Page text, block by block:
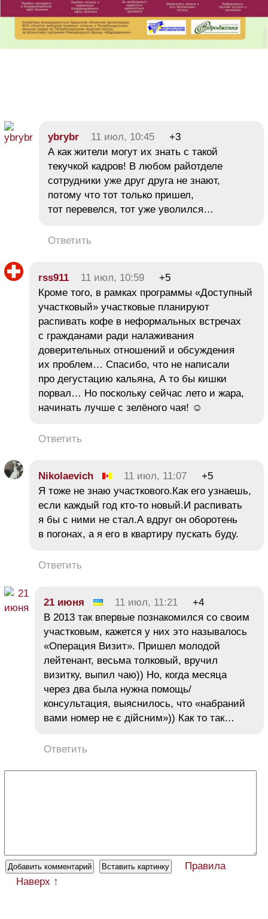
ybrybr 11 июл, 10:45
+3
А как жители могут их знать с такой
текучкой кадров! В любом райотделе
сотрудники уже друг друга не знают,
потому что тот только пришел,
тот перевелся, тот уже уволился…
Ответить
rss911 11 июл, 10:59
+5
Кроме того, в рамках программы «Доступный
участковый» участковые планируют
распивать кофе в неформальных встречах
с гражданами ради налаживания
доверительных отношений и обсуждения
их проблем… Спасибо, что не написали
про дегустацию кальяна, А то бы кишки
порвал… Но поскольку сейчас лето и жара,
начинать лучше с зелёного чая! ☺
Ответить
Nikolaevich 11 июл, 11:07
+5
Я тоже не знаю участкового.Как его узнаешь,
если каждый год кто-то новый.И распивать
я бы с ними не стал.А вдруг он оборотень
в погонах, а я его в квартиру пускать буду.
Ответить
21 июня 11 июл, 11:21
+4
В 2013 так впервые познакомился со своим
участковым, кажется у них это называлось
«Операция Визит». Пришел молодой
лейтенант, весьма толковый, вручил
визитку, выпил чаю)) Но, когда месяца
через два была нужна помощь/
консультация, выяснилось, что «набраний
вами номер не є дійсним»)) Как то так…
Ответить
Правила
Наверх ↑